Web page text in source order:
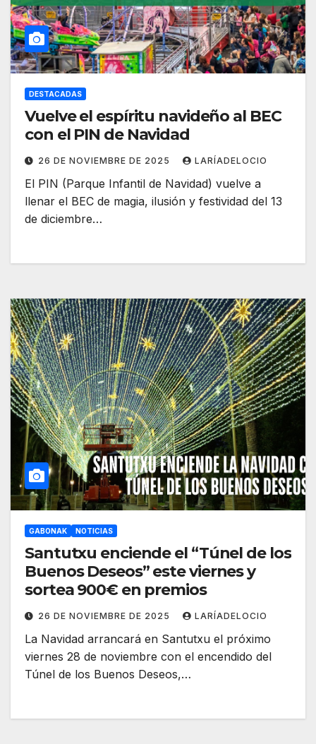
DESTACADAS
Vuelve el espíritu navideño al BEC
con el PIN de Navidad
26 DE NOVIEMBRE DE 2025 LARÍADELOCIO
El PIN (Parque Infantil de Navidad) vuelve a
llenar el BEC de magia, ilusión y festividad del 13
de diciembre…
GABONAK NOTICIAS
Santutxu enciende el “Túnel de los
Buenos Deseos” este viernes y
sortea 900€ en premios
26 DE NOVIEMBRE DE 2025 LARÍADELOCIO
La Navidad arrancará en Santutxu el próximo
viernes 28 de noviembre con el encendido del
Túnel de los Buenos Deseos,…